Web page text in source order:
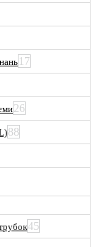
17
26
88
45